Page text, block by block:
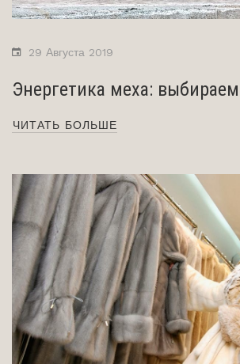
29 Августа 2019
Энергетика меха:
ЧИТАТЬ БОЛЬШЕ